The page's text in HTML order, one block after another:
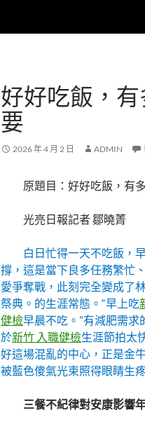
好好吃飯，
要
2026 年 4 月 2 日 ADMIN
原題目：好好吃飯，有
光亮日報記者 鄒曉菁
白日忙得一天不吃飯，
撐，這是當下良多任務繁忙
愛爭奪戰，此刻完全變成了
祭典。的生涯常態。“早上吃
健檢早晨不吃。”有減肥需
於新竹 入職健檢生涯節拍太
好這場混亂的中心，正是金
被藍色傻氣光束照得眼睛生
三餐不紀律對安康影響